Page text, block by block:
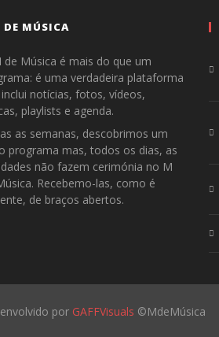
DE MÚSICA
de Música é mais do que um
é uma verdadeira plataforma
notícias, fotos, vídeos,
playlists e agenda.
as semanas, descobrimos um
programa mas, todos os dias, as
não fazem cerimónia no M
Recebemo-las, como é
de braços abertos.
por GAFFVisuals ©MdeMúsica